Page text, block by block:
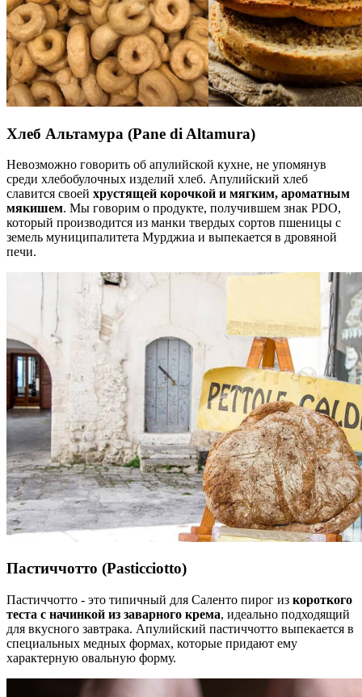
Хлеб Альтамура (Pane di Altamura)
Невозможно говорить об апулийской кухне, не упомянув
среди хлебобулочных изделий хлеб. Апулийский хлеб
славится своей хрустящей корочкой и мягким, ароматным
мякишем. Мы говорим о продукте, получившем знак PDO,
который производится из манки твердых сортов пшеницы с
земель муниципалитета Мурджиа и выпекается в дровяной
печи.
Пастиччотто (Pasticciotto)
Пастиччотто - это типичный для Саленто пирог из короткого
теста с начинкой из заварного крема, идеально подходящий
для вкусного завтрака. Апулийский пастиччотто выпекается в
специальных медных формах, которые придают ему
характерную овальную форму.